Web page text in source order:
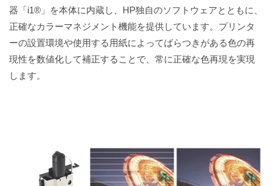
器「i1®」を本体に内蔵し、HP独自のソフトウェアとともに、
正確なカラーマネジメント機能を提供しています。プリンタ
ーの設置環境や使用する用紙によってばらつきがある色の再
現性を数値化して補正することで、常に正確な色再現を実現
します。